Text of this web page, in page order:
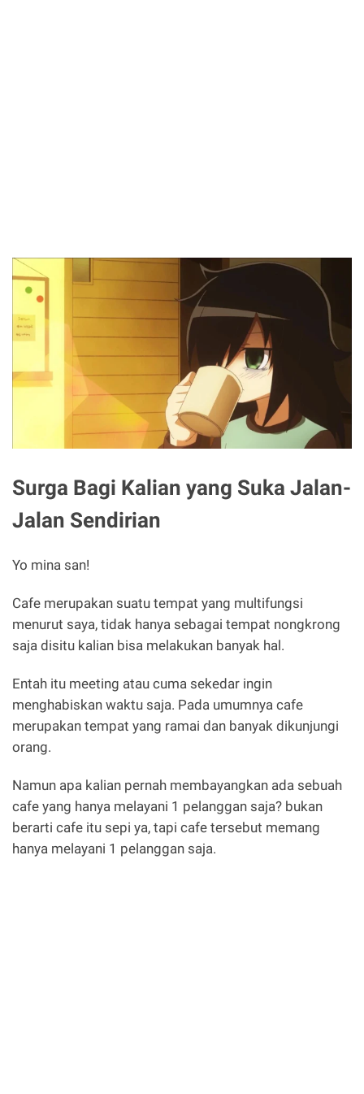
Surga Bagi Kalian yang Suka Jalan-
Jalan Sendirian
Yo mina san!
Cafe merupakan suatu tempat yang multifungsi
menurut saya, tidak hanya sebagai tempat nongkrong
saja disitu kalian bisa melakukan banyak hal.
Entah itu meeting atau cuma sekedar ingin
menghabiskan waktu saja. Pada umumnya cafe
merupakan tempat yang ramai dan banyak dikunjungi
orang.
Namun apa kalian pernah membayangkan ada sebuah
cafe yang hanya melayani 1 pelanggan saja? bukan
berarti cafe itu sepi ya, tapi cafe tersebut memang
hanya melayani 1 pelanggan saja.